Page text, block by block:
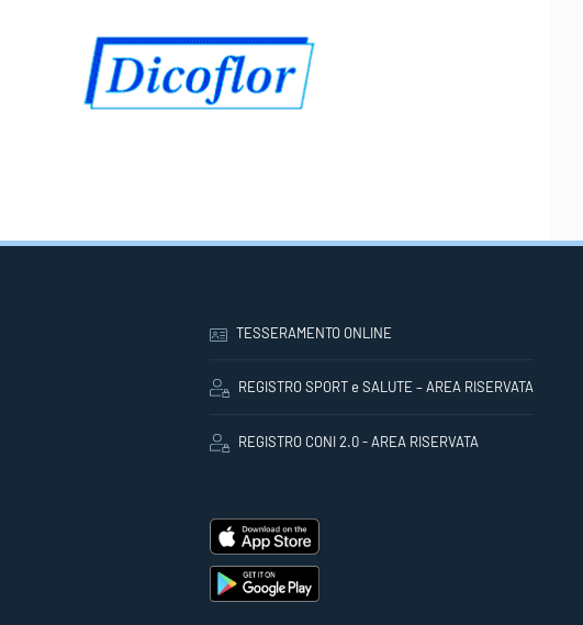
TESSERAMENTO ONLINE
REGISTRO SPORT e SALUTE – AREA RISERVATA
REGISTRO CONI 2.0 - AREA RISERVATA